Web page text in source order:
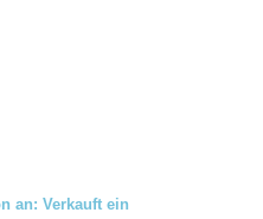
an: Verkauft ein